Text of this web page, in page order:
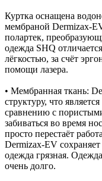
Куртка оснащена
мембраной Dermizax-
полартек,
одежда SHQ
лёгкостью, за счёт
помощи лазера.
• Мембранная ткань:
структуру, что
сравнению с
забиваться во время
просто перестаёт
Dermizax-EV
одежда грязная.
очень долго.